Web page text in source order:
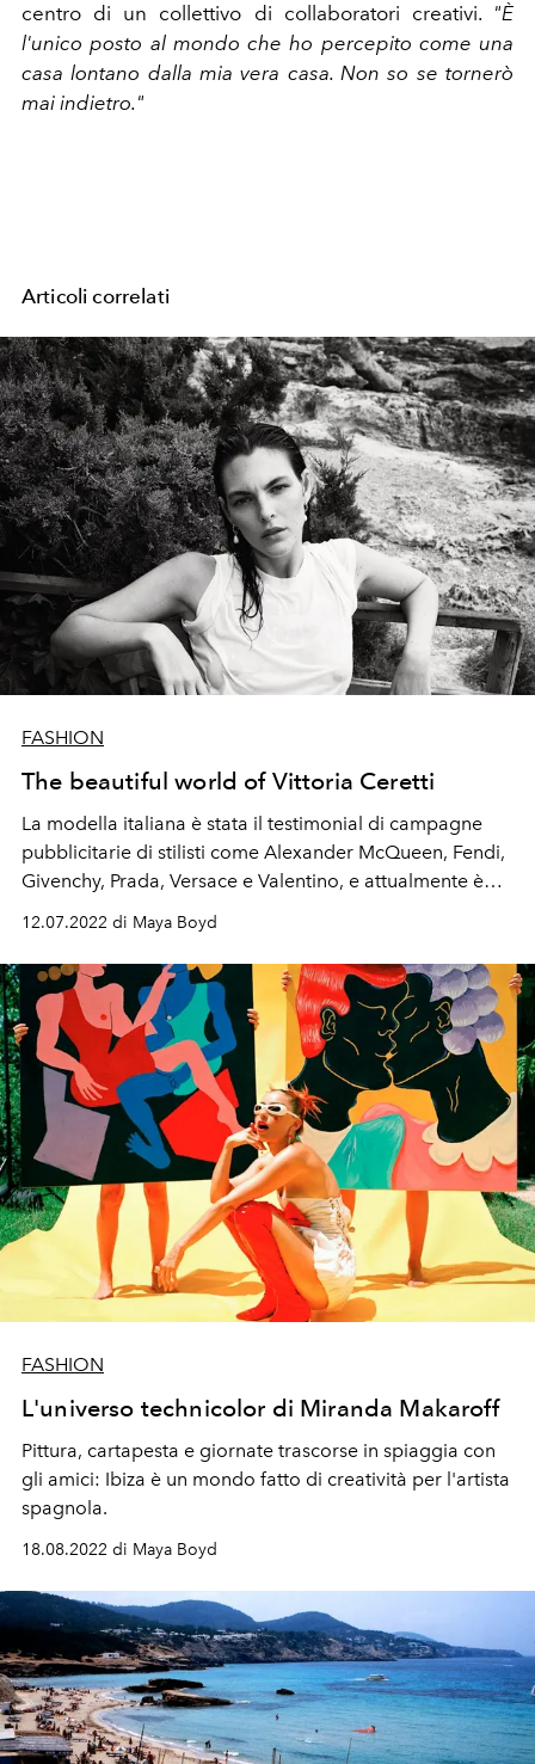
centro di un collettivo di collaboratori creativi. "È
l'unico posto al mondo che ho percepito come una
casa lontano dalla mia vera casa. Non so se tornerò
mai indietro."
Articoli correlati
FASHION
The beautiful world of Vittoria Ceretti
La modella italiana è stata il testimonial di campagne
pubblicitarie di stilisti come Alexander McQueen, Fendi,
Givenchy, Prada, Versace e Valentino, e attualmente è
ambassador di Chanel Beauty. Vive nel sud dell'isola
con il marito, il DJ e produttore Matteo Milleri. La coppia
si è sposata con una semplice cerimonia a Es Cubells a
giugno 2020.
12.07.2022 di Maya Boyd
FASHION
L'universo technicolor di Miranda Makaroff
Pittura, cartapesta e giornate trascorse in spiaggia con
gli amici: Ibiza è un mondo fatto di creatività per l'artista
spagnola.
18.08.2022 di Maya Boyd